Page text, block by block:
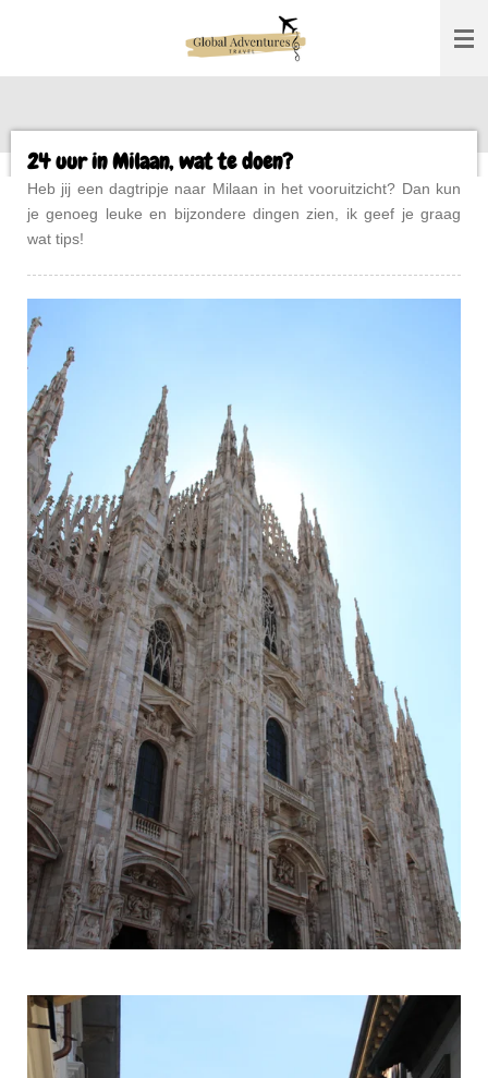
24 uur in Milaan, wat te doen?
Heb jij een dagtripje naar Milaan in het vooruitzicht? Dan kun
je genoeg leuke en bijzondere dingen zien, ik geef je graag
wat tips!